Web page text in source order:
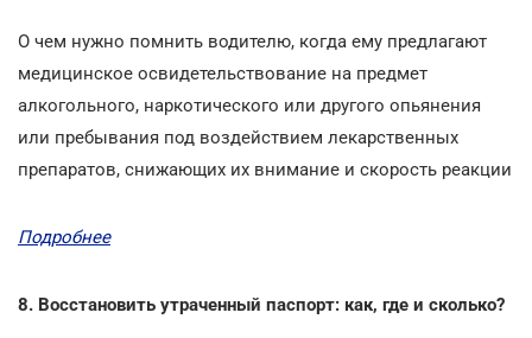
О чем нужно помнить водителю, когда ему предлагают
медицинское освидетельствование на предмет
алкогольного, наркотического или другого опьянения
или пребывания под воздействием лекарственных
препаратов, снижающих их внимание и скорость реакции
Подробнее
8. Восстановить утраченный паспорт: как, где и сколько?